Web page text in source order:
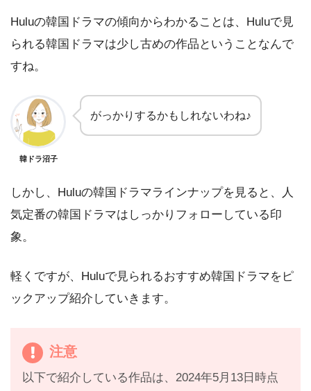
Huluの韓国ドラマの傾向からわかることは、Huluで見
られる韓国ドラマは少し古めの作品ということなんで
すね。
韓ドラ沼子
がっかりするかもしれないわね♪
しかし、Huluの韓国ドラマラインナップを見ると、人
気定番の韓国ドラマはしっかりフォローしている印
象。
軽くですが、Huluで見られるおすすめ韓国ドラマをピ
ックアップ紹介していきます。
注意
以下で紹介している作品は、2024年5月13日時点